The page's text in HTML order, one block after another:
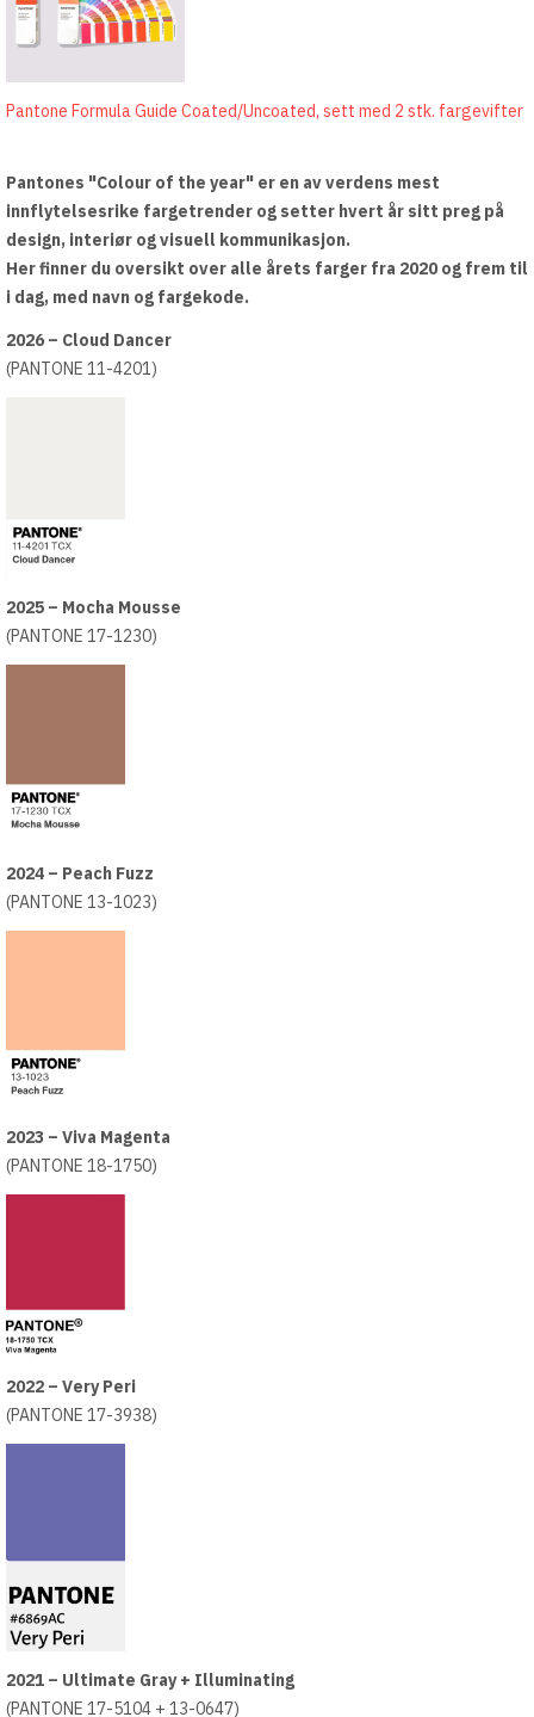
Pantone Formula Guide Coated/Uncoated, sett med 2 stk. fargevifter
Pantones "Colour of the year" er en av verdens mest
innflytelsesrike fargetrender og setter hvert år sitt preg på
design, interiør og visuell kommunikasjon.
Her finner du oversikt over alle årets farger fra 2020 og frem til
i dag, med navn og fargekode.
2026 – Cloud Dancer
(PANTONE 11-4201)
2025 – Mocha Mousse
(PANTONE 17-1230)
2024 – Peach Fuzz
(PANTONE 13-1023)
2023 – Viva Magenta
(PANTONE 18-1750)
2022 – Very Peri
(PANTONE 17-3938)
2021 – Ultimate Gray + Illuminating
(PANTONE 17-5104 + 13-0647)